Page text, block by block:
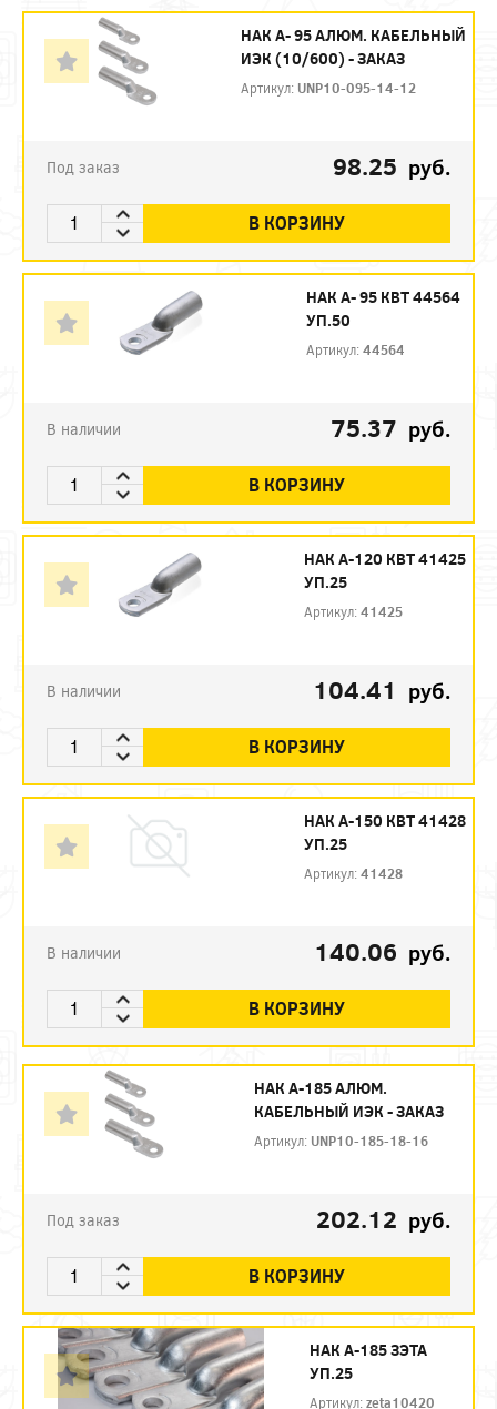
НАК А- 95 АЛЮМ. КАБЕЛЬНЫЙ
ИЭК (10/600) - ЗАКАЗ
Артикул: UNP10-095-14-12
Под заказ 98.25 руб.
В КОРЗИНУ
НАК А- 95 КВТ 44564
УП.50
Артикул:44564
В наличии 75.37 руб.
В КОРЗИНУ
НАК А-120 КВТ 41425
УП.25
Артикул:41425
В наличии 104.41 руб.
В КОРЗИНУ
НАК А-150 КВТ 41428
УП.25
Артикул:41428
В наличии 140.06 руб.
В КОРЗИНУ
НАК А-185 АЛЮМ.
КАБЕЛЬНЫЙ ИЭК - ЗАКАЗ
Артикул: UNP10-185-18-16
Под заказ 202.12 руб.
В КОРЗИНУ
НАК А-185 ЗЭТА
УП.25
Артикул:zeta10420